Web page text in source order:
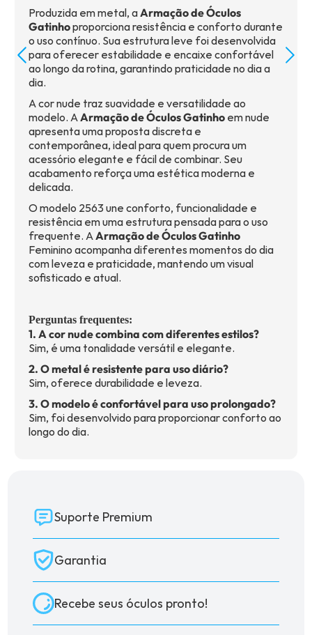
Produzida em metal, aArmação de Óculos
Gatinhoproporciona resistência e conforto durante
o uso contínuo. Sua estrutura leve foi desenvolvida
para oferecer estabilidade e encaixe confortável
ao longo da rotina, garantindo praticidade no dia a
dia.
A cor nude traz suavidade e versatilidade ao
modelo. AArmação de Óculos Gatinho em nude
apresenta uma proposta discreta e
contemporânea, ideal para quem procura um
acessório elegante e fácil de combinar. Seu
acabamento reforça uma estética moderna e
delicada.
O modelo 2563 une conforto, funcionalidade e
resistência em uma estrutura pensada para o uso
frequente. AArmação de Óculos Gatinho
Feminino acompanha diferentes momentos do dia
com leveza e praticidade, mantendo um visual
sofisticado e atual.
Perguntas frequentes:
1. A cor nude combina com diferentes estilos?
Sim, é uma tonalidade versátil e elegante.
2. O metal é resistente para uso diário?
Sim, oferece durabilidade e leveza.
3. O modelo é confortável para uso prolongado?
Sim, foi desenvolvido para proporcionar conforto ao
longo do dia.
Suporte Premium
Garantia
Recebe seus óculos pronto!